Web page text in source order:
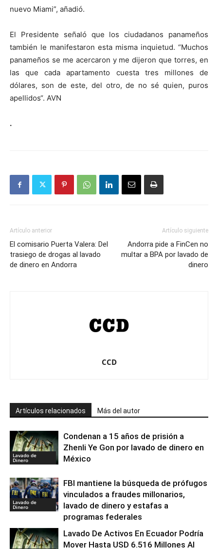
nuevo Miami”, añadió.
El Presidente señaló que los ciudadanos panameños
también le manifestaron esta misma inquietud. “Muchos
panameños se me acercaron y me dijeron que torres, en
las que cada apartamento cuesta tres millones de
dólares, son de este, del otro, de no sé quien, puros
apellidos“. AVN
.
Artículo anterior
El comisario Puerta Valera: Del
trasiego de drogas al lavado
de dinero en Andorra
Artículo siguiente
Andorra pide a FinCen no
multar a BPA por lavado de
dinero
CCD
Artículos relacionados Más del autor
Lavado de
Dinero
Condenan a 15 años de prisión a
Zhenli Ye Gon por lavado de dinero en
México
Lavado de
Dinero
FBI mantiene la búsqueda de prófugos
vinculados a fraudes millonarios,
lavado de dinero y estafas a
programas federales
Lavado De Activos En Ecuador Podría
Mover Hasta USD 6.516 Millones Al